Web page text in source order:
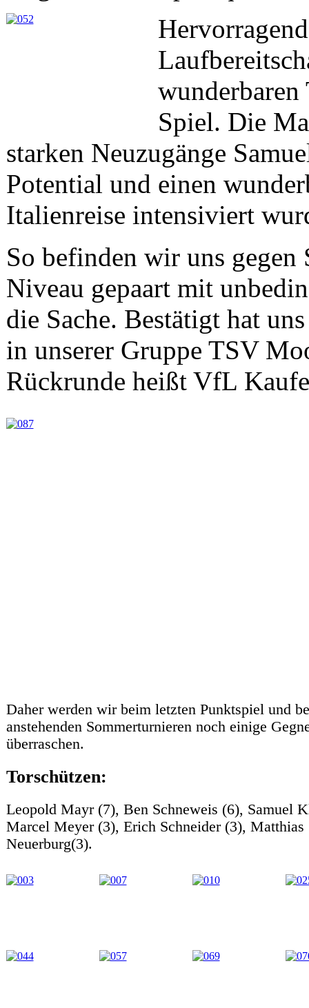
wunderbaren
Spiel. Die
starken Neuzugänge
Potential und einen
Italienreise intensiviert
So befinden wir uns gegen
Niveau gepaart mit
die Sache. Bestätigt hat
in unserer Gruppe TSV
Rückrunde heißt VfL
Daher werden wir beim letzten Punktspiel und
anstehenden Sommerturnieren noch einige
überraschen.
Torschützen:
Leopold Mayr (7), Ben Schneweis (6), Samuel
Marcel Meyer (3), Erich Schneider (3), Matthias
Neuerburg(3).